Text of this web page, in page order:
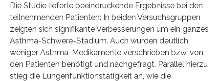
Die Studie lieferte beeindruckende Ergebnisse bei den
teilnehmenden Patienten: In beiden Versuchsgruppen
zeigten sich signifikante Verbesserungen um ein ganzes
Asthma-Schwere-Stadium. Auch wurden deutlich
weniger Asthma-Medikamente verschrieben bzw. von
den Patienten benötigt und nachgefragt. Parallel hierzu
stieg die Lungenfunktionstätigkeit an, wie die